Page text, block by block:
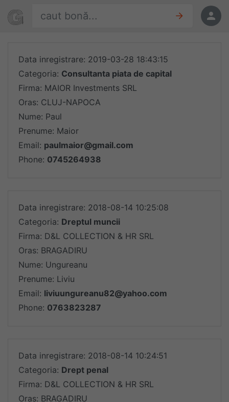
Găsește oferte
Oferte
Data inregistrare: 2019-03-28 18:43:15
Categoria: Consultanta piata de capital
Firma: MAIOR Investments SRL
Oras: CLUJ-NAPOCA
Nume: Paul
Prenume: Maior
Email: paulmaior@gmail.com
Phone: 0745264938
Data inregistrare: 2018-08-14 10:25:08
Categoria: Dreptul muncii
Firma: D&L COLLECTION & HR SRL
Oras: BRAGADIRU
Nume: Ungureanu
Prenume: Liviu
Email: liviuungureanu82@yahoo.com
Phone: 0763823287
Data inregistrare: 2018-08-14 10:24:51
Categoria: Drept penal
Firma: D&L COLLECTION & HR SRL
Oras: BRAGADIRU